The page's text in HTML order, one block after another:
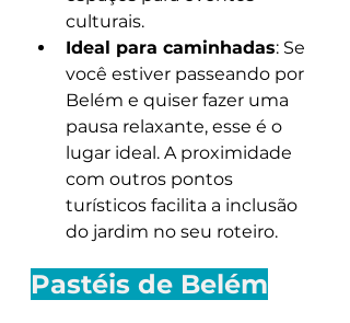
culturais.
Ideal para caminhadas: Se
você estiver passeando por
Belém e quiser fazer uma
pausa relaxante, esse é o
lugar ideal. A proximidade
com outros pontos
turísticos facilita a inclusão
do jardim no seu roteiro.
Pastéis de Belém